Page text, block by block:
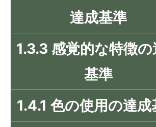
達成基準
1.3.3 感覚的な特徴の
基準
1.4.1 色の使用の達成